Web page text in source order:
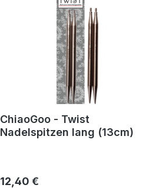
ChiaoGoo - Twist
Nadelspitzen lang (13cm)
Regulärer Preis:
12,40 €